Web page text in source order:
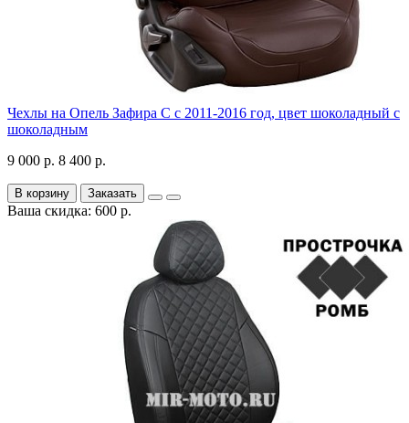
Чехлы на Опель Зафира С с 2011-2016 год, цвет шоколадный с
шоколадным
9 000 р. 8 400 р.
В корзину Заказать
Ваша скидка: 600 р.